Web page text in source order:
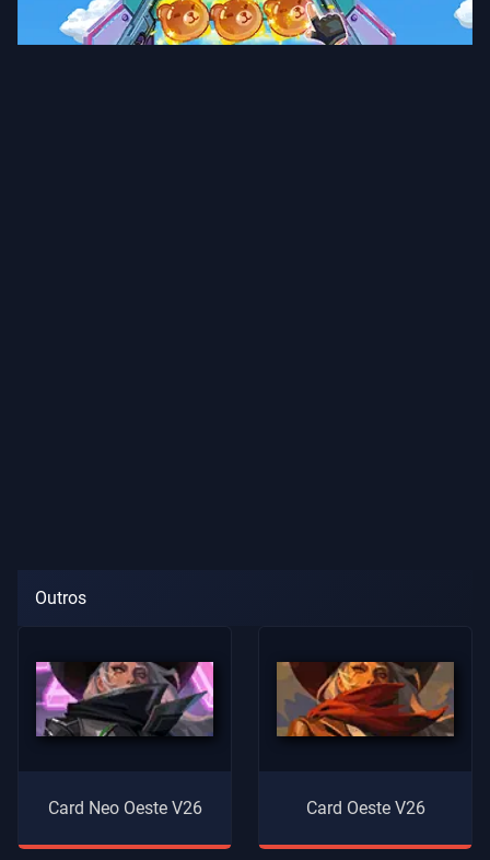
Outros
Card Neo Oeste V26 Card Oeste V26